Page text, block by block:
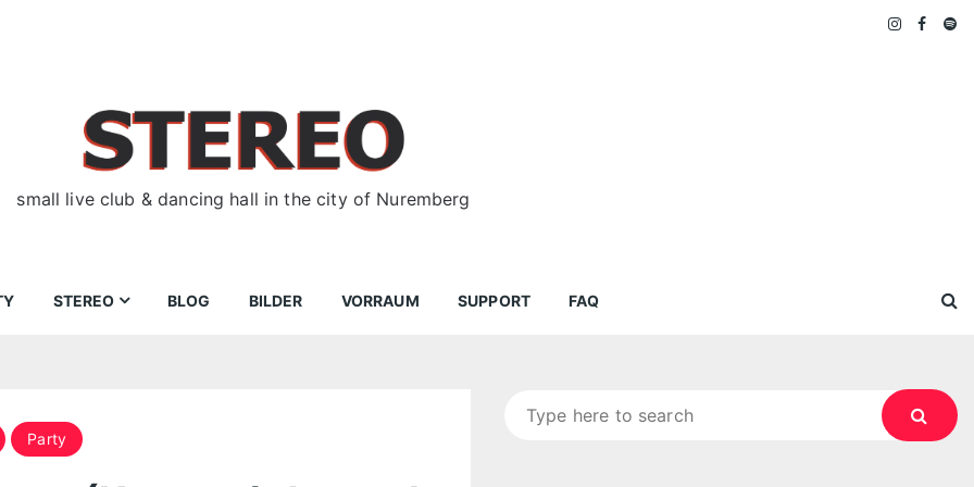
small live club & dancing hall in the city of Nuremberg
STEREO
Wegbeschreibung
BLOG BILDER VORRAUM SUPPORT FAQ
Party
for: